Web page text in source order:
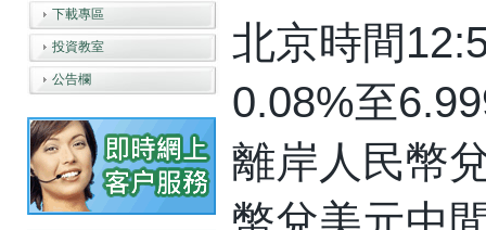
下載專區
投資教室
公告欄
北京時間
0.08%至
離岸人民幣